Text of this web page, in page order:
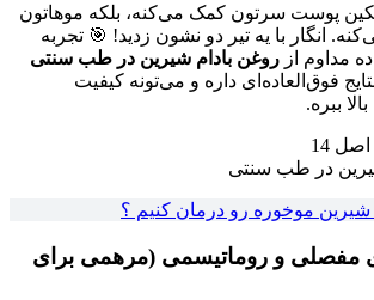
تسکین پوست سرتون کمک می‌کنه، بلکه موهاتون
انگار با یه تیر دو نشون زدید! 🎯 تجربه
مداوم از روغن بادام شیرین در طب سنتی
فوق‌العاده‌ای داره و می‌تونه کیفیت
ببره.
در طب سنتی
شیرین موخوره رو درمان کنیم ؟
مفصلی و روماتیسمی (مرهمی برای